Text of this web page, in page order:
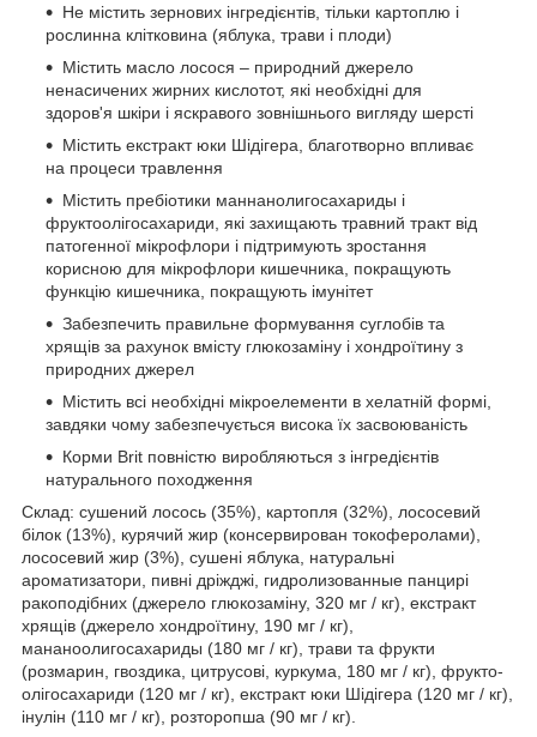
Не містить зернових інгредієнтів, тільки картоплю і
рослинна клітковина (яблука, трави і плоди)
Містить масло лосося – природний джерело
ненасичених жирних кислотот, які необхідні для
здоров'я шкіри і яскравого зовнішнього вигляду шерсті
Містить екстракт юки Шідігера, благотворно впливає
на процеси травлення
Містить пребіотики маннанолигосахариды і
фруктоолігосахариди, які захищають травний тракт від
патогенної мікрофлори і підтримують зростання
корисною для мікрофлори кишечника, покращують
функцію кишечника, покращують імунітет
Забезпечить правильне формування суглобів та
хрящів за рахунок вмісту глюкозаміну і хондроїтину з
природних джерел
Містить всі необхідні мікроелементи в хелатній формі,
завдяки чому забезпечується висока їх засвоюваність
Корми Brit повністю виробляються з інгредієнтів
натурального походження
Склад: сушений лосось (35%), картопля (32%), лососевий
білок (13%), курячий жир (консервирован токоферолами),
лососевий жир (3%), сушені яблука, натуральні
ароматизатори, пивні дріжджі, гидролизованные панцирі
ракоподібних (джерело глюкозаміну, 320 мг / кг), екстракт
хрящів (джерело хондроїтину, 190 мг / кг),
мананоолигосахариды (180 мг / кг), трави та фрукти
(розмарин, гвоздика, цитрусові, куркума, 180 мг / кг), фрукто-
олігосахариди (120 мг / кг), екстракт юки Шідігера (120 мг / кг),
інулін (110 мг / кг), розторопша (90 мг / кг).